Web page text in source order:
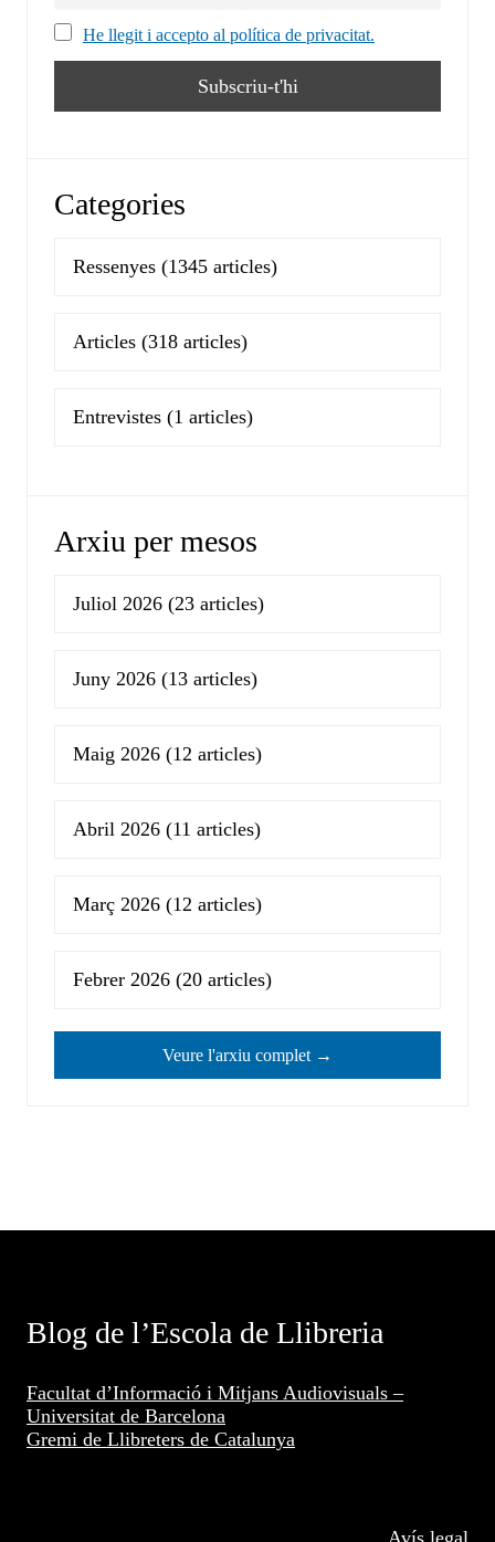
He llegit i accepto al política de privacitat.
Categories
Ressenyes (1345 articles)
Articles (318 articles)
Entrevistes (1 articles)
Arxiu per mesos
Juliol 2026 (23 articles)
Juny 2026 (13 articles)
Maig 2026 (12 articles)
Abril 2026 (11 articles)
Març 2026 (12 articles)
Febrer 2026 (20 articles)
Veure l'arxiu complet →
Blog de l’Escola de Llibreria
Facultat d’Informació i Mitjans Audiovisuals –
Universitat de Barcelona
Gremi de Llibreters de Catalunya